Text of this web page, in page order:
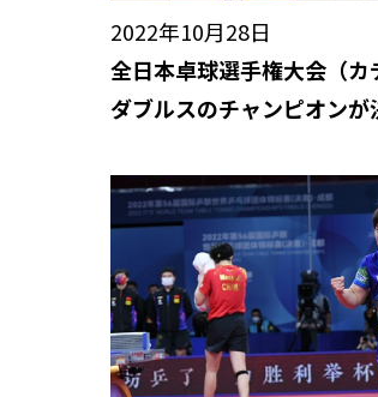
2022年10月28日
全日本卓球選手権大会（
ダブルスのチャンピオンが